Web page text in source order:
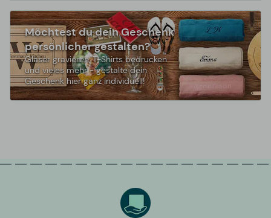
Möchtest du dein Geschenk
persönlicher gestalten?
Gläser gravieren, T-Shirts bedrucken
und vieles mehr - gestalte dein
Geschenk hier ganz individuell!